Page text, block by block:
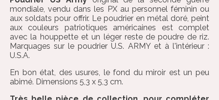
mondiale, vendu dans les PX au personnel féminin ou
aux soldats pour offrir. Le poudrier en métal doré, peint
aux couleurs patriotiques américaines est complet
avec la houppette et un léger reste de poudre de riz.
Marquages sur le poudrier U.S. ARMY et à l'intérieur :
U.S.A.
En bon état, des usures, le fond du miroir est un peu
abimé. Dimensions 5,3 x 5,3 cm.